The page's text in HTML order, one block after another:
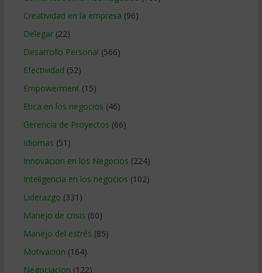
Creatividad en la empresa (96)
Delegar(22)
Desarrollo Personal (566)
Efectividad (52)
Empowerment (15)
Etica en los negocios (46)
Gerencia de Proyectos (66)
Idiomas (51)
Innovacion en los Negocios (224)
Inteligencia en los negocios (102)
Liderazgo (331)
Manejo de crisis (60)
Manejo del estrés (85)
Motivacion (164)
Negociacion (122)